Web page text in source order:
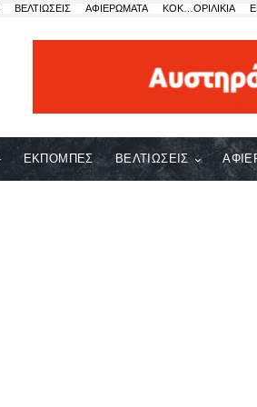
ΒΕΛΤΙΩΣΕΙΣ ΑΦΙΕΡΩΜΑΤΑ ΚΟΚ…ΟΡΙΛΙΚΙΑ
ΕΚΠΟΜΠΕΣ ΒΕΛΤΙΩΣΕΙΣ